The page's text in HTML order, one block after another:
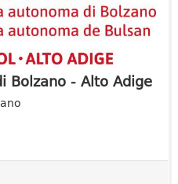
Bolzano - Alto Adige